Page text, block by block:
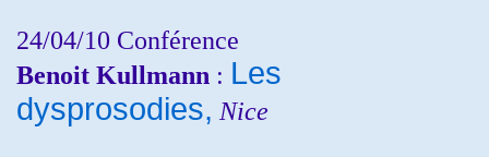
24/04/10 Conférence
Benoit Kullmann : Les
dysprosodies, Nice